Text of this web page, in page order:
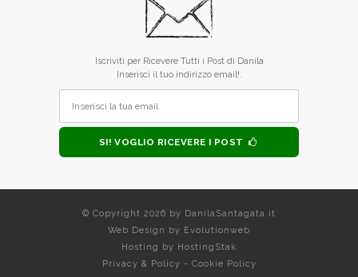
Iscriviti per Ricevere Tutti i Post di Danila
Inserisci il tuo indirizzo email!.
SI! VOGLIO RICEVERE I POST
© Copyright 2026 by DanilaSantagata.it
Web Design by Evolutionweb
Hosting by HostingStak
Privacy & Policy - Cookie Policy